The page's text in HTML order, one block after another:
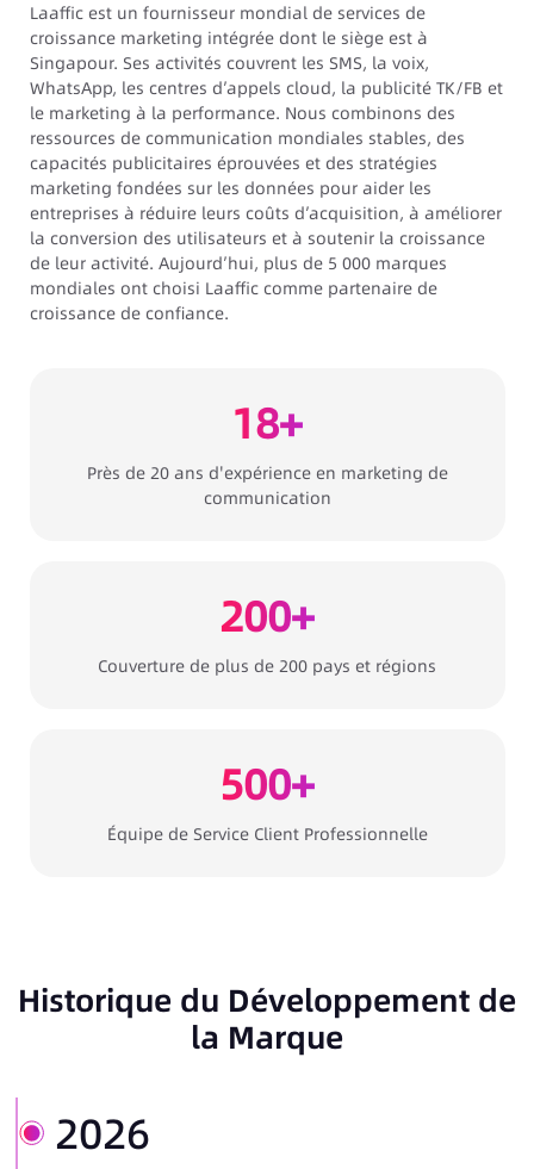
Laaffic est un fournisseur mondial de services de
croissance marketing intégrée dont le siège est à
Singapour. Ses activités couvrent les SMS, la voix,
WhatsApp, les centres d’appels cloud, la publicité TK/FB et
le marketing à la performance. Nous combinons des
ressources de communication mondiales stables, des
capacités publicitaires éprouvées et des stratégies
marketing fondées sur les données pour aider les
entreprises à réduire leurs coûts d’acquisition, à améliorer
la conversion des utilisateurs et à soutenir la croissance
de leur activité. Aujourd’hui, plus de 5 000 marques
mondiales ont choisi Laaffic comme partenaire de
croissance de confiance.
18+
Près de 20 ans d'expérience en marketing de
communication
200+
Couverture de plus de 200 pays et régions
500+
Équipe de Service Client Professionnelle
Historique du Développement de
la Marque
2026